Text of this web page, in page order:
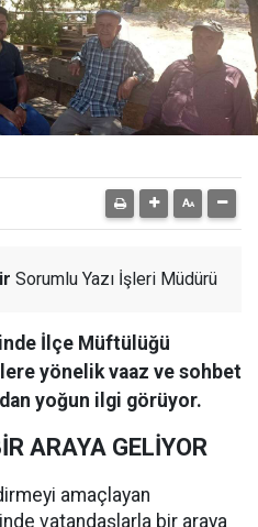
Sorumlu Yazı İşleri Müdürü
İlçe Müftülüğü
yönelik vaaz ve sohbet
yoğun ilgi görüyor.
ARAYA GELİYOR
amaçlayan
vatandaşlarla bir araya